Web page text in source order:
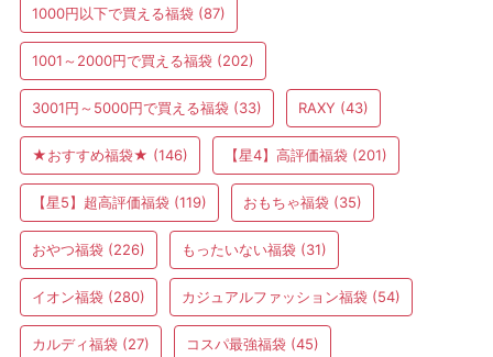
1000円以下で買える福袋 (87)
1001～2000円で買える福袋 (202)
3001円～5000円で買える福袋 (33) RAXY (43)
★おすすめ福袋★ (146) 【星4】高評価福袋 (201)
【星5】超高評価福袋 (119) おもちゃ福袋 (35)
おやつ福袋 (226) もったいない福袋 (31)
イオン福袋 (280) カジュアルファッション福袋 (54)
カルディ福袋 (27) コスパ最強福袋 (45)